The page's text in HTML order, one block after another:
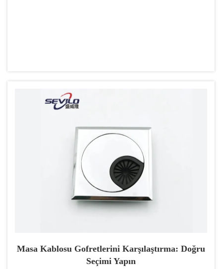
Masa Kablosu Gofretlerini Karşılaştırma: Doğru
Seçimi Yapın